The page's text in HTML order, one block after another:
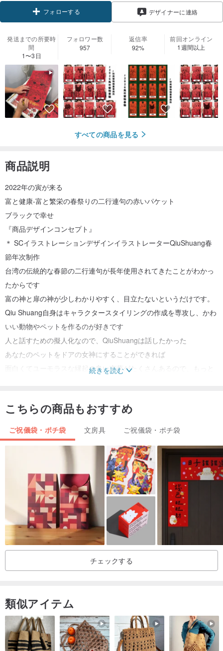
フォローする デザイナーに連絡
発送までの所要時
間
1〜3日
フォロワー数
957
返信率
92%
前回オンライン
1週間以上
すべての商品を見る
商品説明
2022年の寅が来る
富と健康-富と繁栄の春祭りの二行連句の赤いパケット
ブラックで幸せ
『商品デザインコンセプト』
＊ SCイラストレーションデザインイラストレーターQiuShuang春
節年次制作
台湾の伝統的な春節の二行連句が長年使用されてきたことがわかっ
たからです
富の神と扉の神が少しわかりやすく、目立たないというだけです。
Qiu Shuang自身はキャラクタースタイリングの作成を専攻し、かわ
いい動物やペットを作るのが好きです
人と話すための擬人化なので、QiuShuangは話したかった
あなたのペットをドアの女神にすることができれば
面白くてユーモラスな縁起の良い言葉がたくさんあるので、もっと
できます
各春節連句の左上隅にカスタマイズ可能なスペースがあります
筆を使って縁起の良い言葉を書いたり、家族に手紙を書いたりする
最も一般的なことは、ChenjiaqiuMansionなどの姓やお店の名前を
書き留めることです
独創的なアイデアで遊んでいる感覚は、シンプルな春節の二行連句
になりますか？
豊富さの可能性を高めました！
次に、私たち台湾人は正月に贈り物をする習慣があります
橋を築くことができます
良いビジネスや良い店ができるなら
あなたの犬の品種がとても思いやりがあるかどうか覚えておいてく
ださい！
続きを読む
こちらの商品もおすすめ
ご祝儀袋・ポチ袋 文房具 ご祝儀袋・ポチ袋
チェックする
類似アイテム